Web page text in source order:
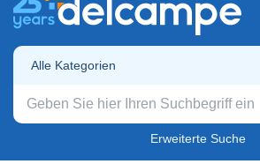
Alle Kategorien
Erweiterte Suche